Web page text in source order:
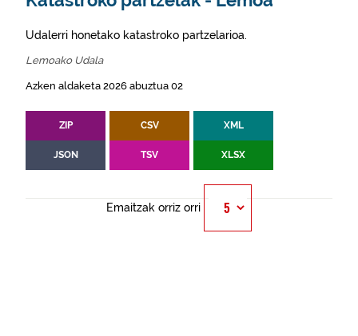
Udalerri honetako katastroko partzelarioa.
Lemoako Udala
Azken aldaketa 2026 abuztua 02
ZIP CSV XML
JSON TSV XLSX
Emaitzak orriz orri